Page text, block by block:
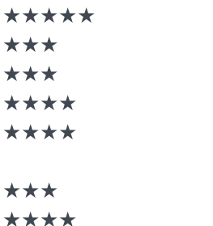
★★★★★
★★★
★★★
★★★★
★★★★
★★★
★★★★